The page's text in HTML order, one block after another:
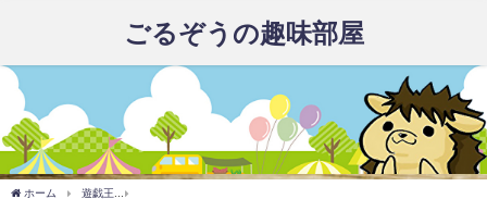
ごるぞうの趣味部屋
ホーム 遊戯王